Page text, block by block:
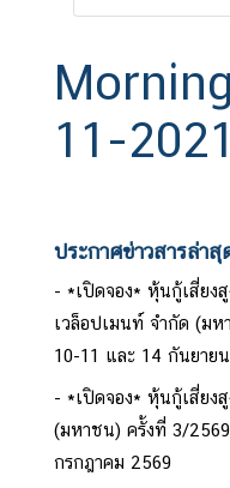
11-2021
ประกาศข่าวสารล่าสุ
*เปิดจอง* หุ้นกู้เสี่ยง
เวล็อปเมนท์ จำกัด (ม
10-11 และ 14 กันยาย
*เปิดจอง* หุ้นกู้เสี่ยง
(มหาชน) ครั้งที่ 3/
กรกฎาคม 2569